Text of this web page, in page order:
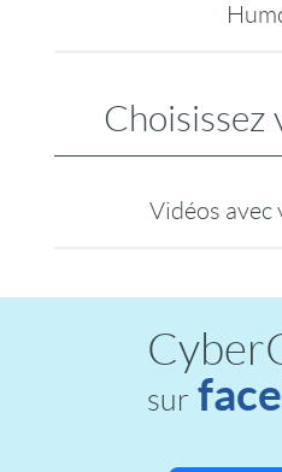
Choisissez
Vidéos avec
sur